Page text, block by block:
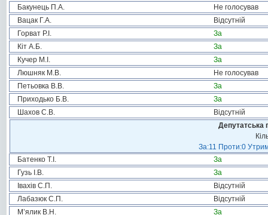
Бакунець П.А.
Не голосував
Вацак Г.А.
Відсутній
Горват Р.І.
За
Кіт А.Б.
За
Кучер М.І.
За
Люшняк М.В.
Не голосував
Петьовка В.В.
За
Приходько Б.В.
За
Шахов С.В.
Відсутній
Депутатська
За:11 Проти:0
Батенко Т.І.
За
Гузь І.В.
За
Івахів С.П.
Відсутній
Лабазюк С.П.
Відсутній
М’ялик В.Н.
За